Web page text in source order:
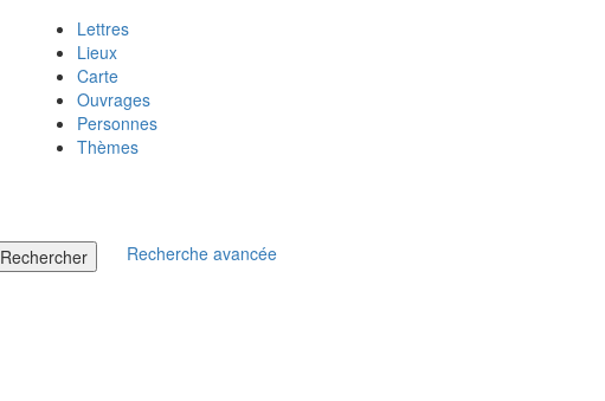
Lettres
Lieux
Carte
Ouvrages
Personnes
Thèmes
Rechercher Recherche avancée